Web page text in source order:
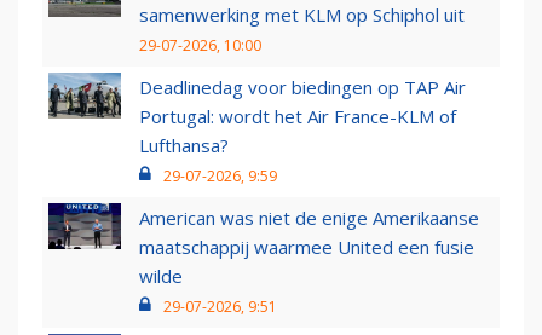
samenwerking met KLM op Schiphol uit
29-07-2026, 10:00
Deadlinedag voor biedingen op TAP Air
Portugal: wordt het Air France-KLM of
Lufthansa?
29-07-2026, 9:59
American was niet de enige Amerikaanse
maatschappij waarmee United een fusie
wilde
29-07-2026, 9:51